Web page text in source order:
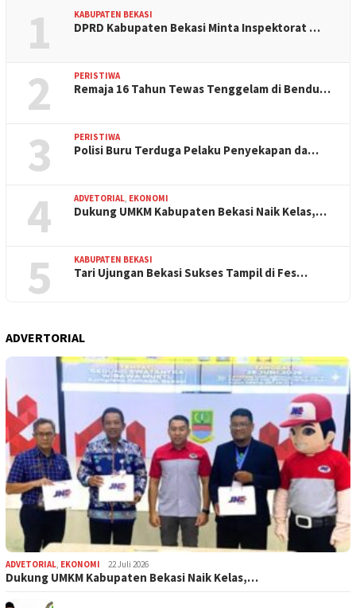
1 KABUPATEN BEKASI
DPRD Kabupaten Bekasi Minta Inspektorat …
2 PERISTIWA
Remaja 16 Tahun Tewas Tenggelam di Bendu…
3 PERISTIWA
Polisi Buru Terduga Pelaku Penyekapan da…
4 ADVETORIAL, EKONOMI
Dukung UMKM Kabupaten Bekasi Naik Kelas,…
5 KABUPATEN BEKASI
Tari Ujungan Bekasi Sukses Tampil di Fes…
ADVERTORIAL
ADVETORIAL, EKONOMI 22 Juli 2026
Dukung UMKM Kabupaten Bekasi Naik Kelas,…